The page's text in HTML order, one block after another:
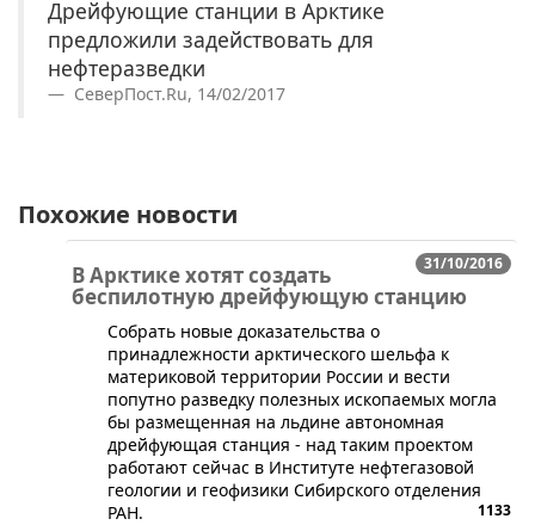
Дрейфующие станции в Арктике
предложили задействовать для
нефтеразведки
СеверПост.Ru, 14/02/2017
Похожие новости
31/10/2016
В Арктике хотят создать
беспилотную дрейфующую станцию
​Собрать новые доказательства о
принадлежности арктического шельфа к
материковой территории России и вести
попутно разведку полезных ископаемых могла
бы размещенная на льдине автономная
дрейфующая станция - над таким проектом
работают сейчас в Институте нефтегазовой
геологии и геофизики Сибирского отделения
РАН.
1133